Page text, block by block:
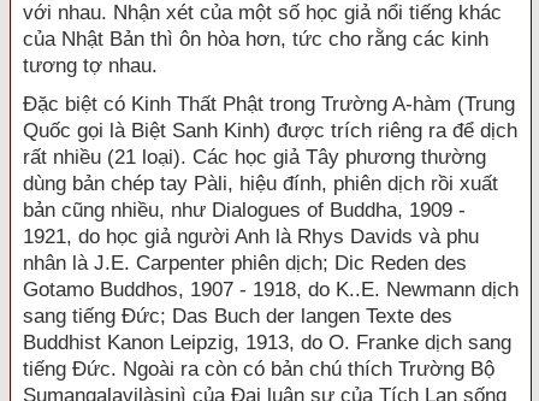
với nhau. Nhận xét của một số học giả nổi tiếng khác
của Nhật Bản thì ôn hòa hơn, tức cho rằng các kinh
tương tợ nhau.
Đặc biệt có Kinh Thất Phật trong Trường A-hàm (Trung
Quốc gọi là Biệt Sanh Kinh) được trích riêng ra để dịch
rất nhiều (21 loại). Các học giả Tây phương thường
dùng bản chép tay Pàli, hiệu đính, phiên dịch rồi xuất
bản cũng nhiều, như Dialogues of Buddha, 1909 -
1921, do học giả người Anh là Rhys Davids và phu
nhân là J.E. Carpenter phiên dịch; Dic Reden des
Gotamo Buddhos, 1907 - 1918, do K..E. Newmann dịch
sang tiếng Đức; Das Buch der langen Texte des
Buddhist Kanon Leipzig, 1913, do O. Franke dịch sang
tiếng Đức. Ngoài ra còn có bản chú thích Trường Bộ
Sumangalavilàsinì của Đại luận sư của Tích Lan sống